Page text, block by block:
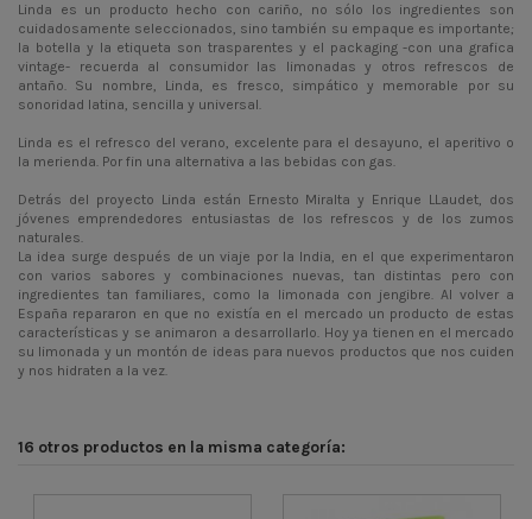
Linda es un producto hecho con cariño, no sólo los ingredientes son
cuidadosamente seleccionados, sino también su empaque es importante;
la botella y la etiqueta son trasparentes y el packaging -con una grafica
vintage- recuerda al consumidor las limonadas y otros refrescos de
antaño. Su nombre, Linda, es fresco, simpático y memorable por su
sonoridad latina, sencilla y universal.
Linda es el refresco del verano, excelente para el desayuno, el aperitivo o
la merienda. Por fin una alternativa a las bebidas con gas.
Detrás del proyecto Linda están Ernesto Miralta y Enrique LLaudet, dos
jóvenes emprendedores entusiastas de los refrescos y de los zumos
naturales.
La idea surge después de un viaje por la India, en el que experimentaron
con varios sabores y combinaciones nuevas, tan distintas pero con
ingredientes tan familiares, como la limonada con jengibre. Al volver a
España repararon en que no existía en el mercado un producto de estas
características y se animaron a desarrollarlo. Hoy ya tienen en el mercado
su limonada y un montón de ideas para nuevos productos que nos cuiden
y nos hidraten a la vez.
16 otros productos en la misma categoría: